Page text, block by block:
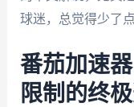
球迷，总觉得少了点
番茄加速
限制的终